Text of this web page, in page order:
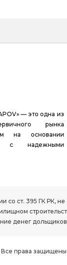
— это одна из
рынка
на основании
с надежными
со ст. 395 ГК
денег
Все права защищены.